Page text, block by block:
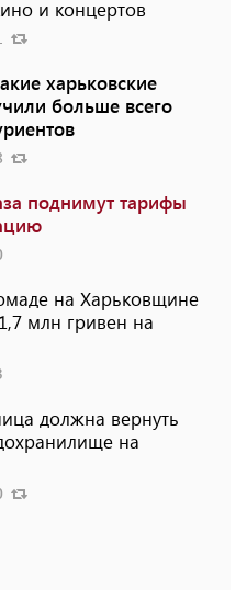
и концертов
харьковские
больше всего
поднимут тарифы
на Харьковщине
млн ​​гривен на
должна вернуть
на